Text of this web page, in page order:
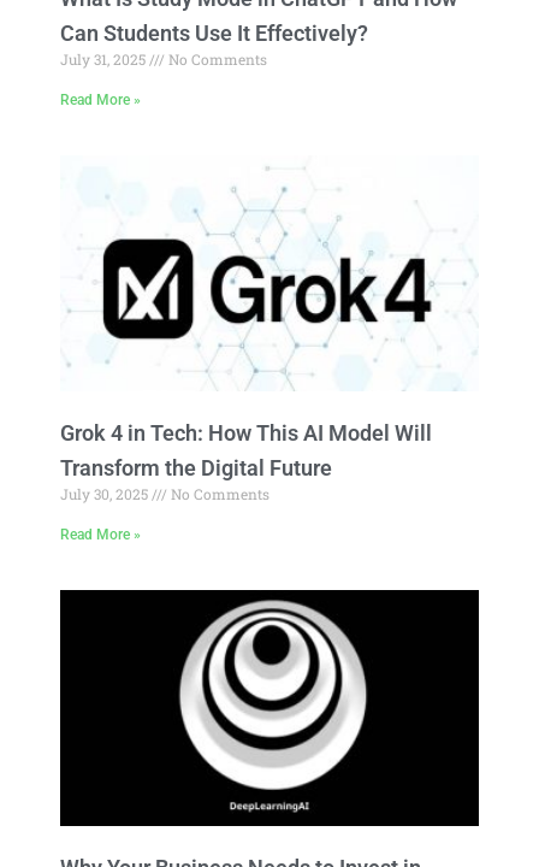
Can Students Use It Effectively?
July 31, 2025 No Comments
Read More »
Grok 4 in Tech: How This AI Model Will
Transform the Digital Future
July 30, 2025 No Comments
Read More »